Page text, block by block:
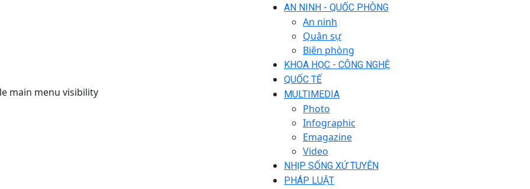
main menu visibility
AN NINH - QUỐC PHÒNG
An ninh
Quân sự
Biên phòng
KHOA HỌC - CÔNG NGHỆ
QUỐC TẾ
MULTIMEDIA
Photo
Infographic
Emagazine
Video
NHỊP SỐNG XỨ TUYÊN
PHÁP LUẬT